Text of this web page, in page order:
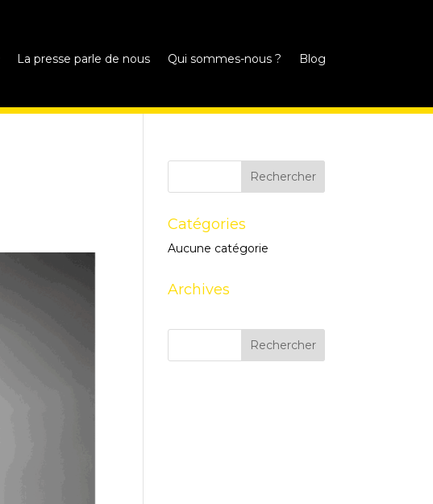
La presse parle de nous Qui sommes-nous ? Blog
Catégories
Aucune catégorie
Archives